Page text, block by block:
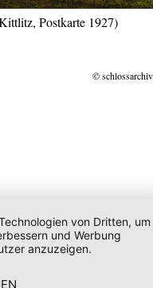
Postkarte 1927)
©
von Dritten, um
und Werbung
anzuzeigen.